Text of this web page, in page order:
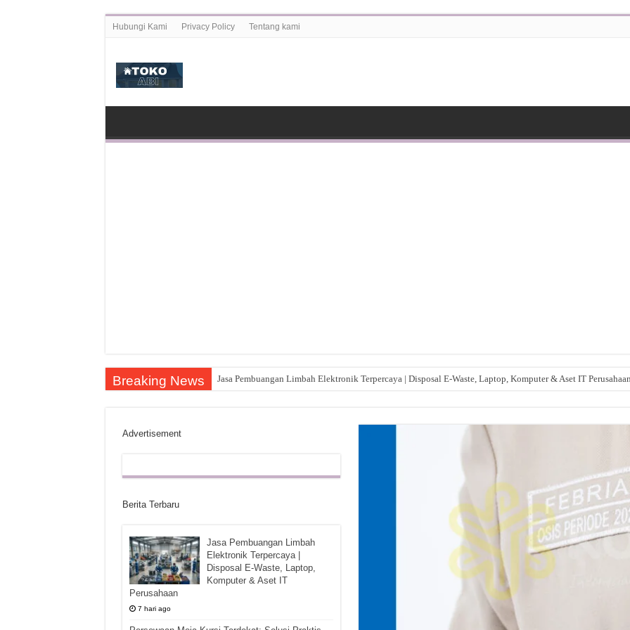
Hubungi Kami Privacy Policy Tentang kami
Breaking News Jasa Pembuangan Limbah Elektronik Terpercaya | Disposal E-Waste, Laptop, Komputer & Aset IT
Advertisement
Berita Terbaru
Jasa Pembuangan Limbah
Elektronik Terpercaya |
Disposal E-Waste, Laptop,
Komputer & Aset IT
Perusahaan
7 hari ago